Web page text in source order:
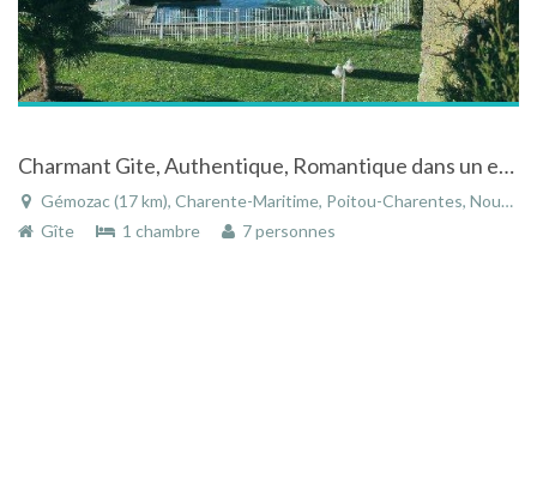
Charmant Gite, Authentique, Romantique dans un environnement très calme à Gémozac
Gémozac (17 km), Charente-Maritime, Poitou-Charentes, Nouvelle-Aquitaine, France
Gîte
1 chambre 7 personnes